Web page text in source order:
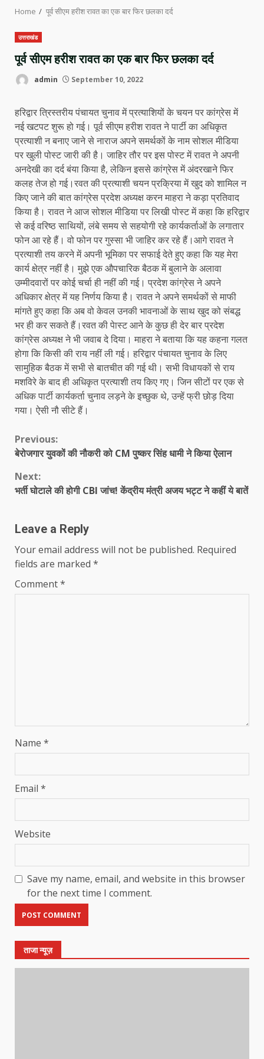
Home पूर्व सीएम हरीश रावत का एक बार फिर छलका दर्द
उत्तराखंड
पूर्व सीएम हरीश रावत का एक बार फिर छलका दर्द
admin September 10, 2022
हरिद्वार त्रिस्तरीय पंचायत चुनाव में प्रत्याशियों के चयन पर कांग्रेस में
नई खटपट शुरू हो गई। पूर्व सीएम हरीश रावत ने पार्टी का अधिकृत
प्रत्याशी न बनाए जाने से नाराज अपने समर्थकों के नाम सोशल मीडिया
पर खुली पोस्ट जारी की है। जाहिर तौर पर इस पोस्ट में रावत ने अपनी
अनदेखी का दर्द बंया किया है, लेकिन इससे कांग्रेस में अंदरखाने फिर
कलह तेज हो गई।रवत की प्रत्याशी चयन प्रक्रिया में खुद को शामिल न
किए जाने की बात कांग्रेस प्रदेश अध्यक्ष करन माहरा ने कड़ा प्रतिवाद
किया है। रावत ने आज सोशल मीडिया पर लिखी पोस्ट में कहा कि हरिद्वार
से कई वरिष्ठ साथियों, लंबे समय से सहयोगी रहे कार्यकर्ताओं के लगातार
फोन आ रहे हैं। वो फोन पर गुस्सा भी जाहिर कर रहे हैं।आगे रावत ने
प्रत्याशी तय करने में अपनी भूमिका पर सफाई देते हुए कहा कि यह मेरा
कार्य क्षेत्र नहीं है। मुझे एक औपचारिक बैठक में बुलाने के अलावा
उम्मीदवारों पर कोई चर्चा ही नहीं की गई। प्रदेश कांग्रेस ने अपने
अधिकार क्षेत्र में यह निर्णय किया है। रावत ने अपने समर्थकों से माफी
मांगते हुए कहा कि अब वो केवल उनकी भावनाओं के साथ खुद को संबद्ध
भर ही कर सकते हैं।रवत की पेास्ट आने के कुछ ही देर बार प्रदेश
कांग्रेस अध्यक्ष ने भी जवाब दे दिया। माहरा ने बताया कि यह कहना गलत
होगा कि किसी की राय नहीं ली गई। हरिद्वार पंचायत चुनाव के लिए
सामुहिक बैठक में सभी से बातचीत की गई थी। सभी विधायकों से राय
मशविरे के बाद ही अधिकृत प्रत्याशी तय किए गए। जिन सीटों पर एक से
अधिक पार्टी कार्यकर्ता चुनाव लड़ने के इच्छुक थे, उन्हें फ्री छोड़ दिया
गया। ऐसी नौ सीटे हैं।
Continue
Reading
Previous:
बेरोजगार युवकों की नौकरी को CM पुष्कर सिंह धामी ने किया ऐलान
Next:
भर्ती घोटाले की होगी CBI जांच! केंद्रीय मंत्री अजय भट्ट ने कहीं ये बातें
Leave a Reply
Your email address will not be published. Required
fields are marked *
Comment*
Name *
Email *
Website
Save my name, email, and website in this browser
for the next time I comment.
ताजा न्यूज़